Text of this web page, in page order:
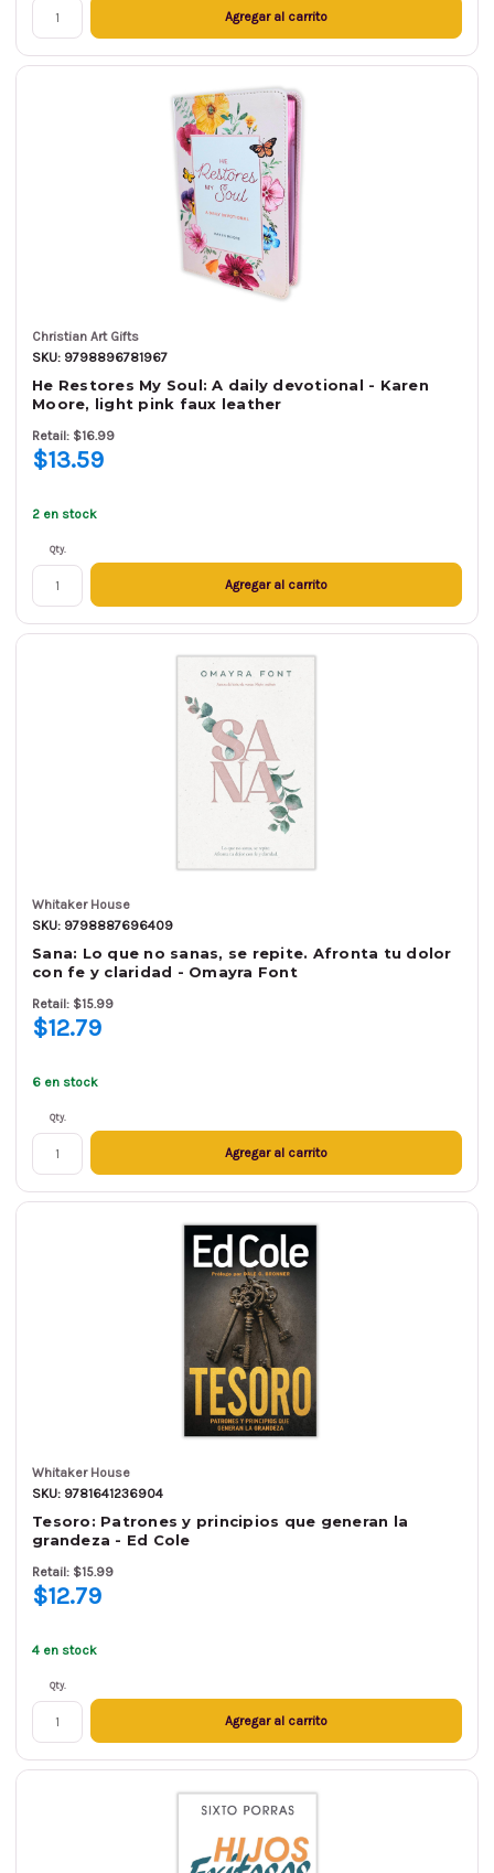
Agregar al carrito
Christian Art Gifts
SKU: 9798896781967
He Restores My Soul: A daily devotional - Karen
Moore, light pink faux leather
Retail: $16.99
$13.59
2 en stock
Qty.
Agregar al carrito
Whitaker House
SKU: 9798887696409
Sana: Lo que no sanas, se repite. Afronta tu dolor
con fe y claridad - Omayra Font
Retail: $15.99
$12.79
6 en stock
Qty.
Agregar al carrito
Whitaker House
SKU: 9781641236904
Tesoro: Patrones y principios que generan la
grandeza - Ed Cole
Retail: $15.99
$12.79
4 en stock
Qty.
Agregar al carrito